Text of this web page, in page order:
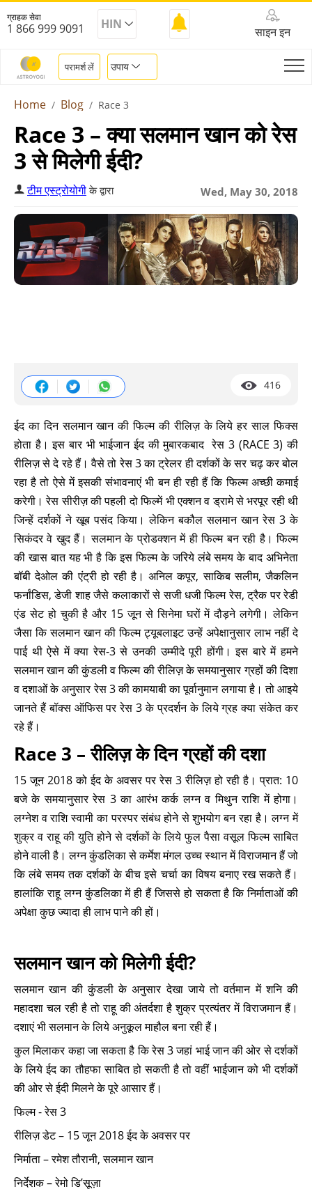
ग्राहक सेवा
1 866 999 9091 HIN
साइन इन
परामर्श लें उपाय
Home Blog Race 3
Race 3 – क्या सलमान खान को रेस
3 से मिलेगी ईदी?
Wed, May 30, 2018
टीम एस्ट्रोयोगीके द्वारा
416
ईद का दिन सलमान खान की फिल्म की रीलिज़ के लिये हर साल फिक्स
होता है। इस बार भी भाईजान ईद की मुबारकबाद रेस 3 (RACE 3) की
रीलिज़ से दे रहे हैं। वैसे तो रेस 3 का ट्रेलर ही दर्शकों के सर चढ़ कर बोल
रहा है तो ऐसे में इसकी संभावनाएं भी बन ही रही हैं कि फिल्म अच्छी कमाई
करेगी। रेस सीरीज़ की पहली दो फिल्में भी एक्शन व ड्रामे से भरपूर रही थी
जिन्हें दर्शकों ने खूब पसंद किया। लेकिन बकौल सलमान खान रेस 3 के
सिकंदर वे खुद हैं। सलमान के प्रोडक्शन में ही फिल्म बन रही है। फिल्म
की खास बात यह भी है कि इस फिल्म के जरिये लंबे समय के बाद अभिनेता
बॉबी देओल की एंट्री हो रही है। अनिल कपूर, साकिब सलीम, जैकलिन
फर्नांडिस, डेजी शाह जैसे कलाकारों से सजी धजी फिल्म रेस, ट्रैक पर रेडी
एंड सेट हो चुकी है और 15 जून से सिनेमा घरों में दौड़ने लगेगी। लेकिन
जैसा कि सलमान खान की फिल्म ट्यूबलाइट उन्हें अपेक्षानुसार लाभ नहीं दे
पाई थी ऐसे में क्या रेस-3 से उनकी उम्मीदे पूरी होंगी। इस बारे में हमने
सलमान खान की कुंडली व फिल्म की रीलिज़ के समयानुसार ग्रहों की दिशा
व दशाओं के अनुसार रेस 3 की कामयाबी का पूर्वानुमान लगाया है। तो आइये
जानते हैं बॉक्स ऑफिस पर रेस 3 के प्रदर्शन के लिये ग्रह क्या संकेत कर
रहे हैं।
Race 3 – रीलिज़ के दिन ग्रहों की दशा
15 जून 2018 को ईद के अवसर पर रेस 3 रीलिज़ हो रही है। प्रात: 10
बजे के समयानुसार रेस 3 का आरंभ कर्क लग्न व मिथुन राशि में होगा।
लग्नेश व राशि स्वामी का परस्पर संबंध होने से शुभयोग बन रहा है। लग्न में
शुक्र व राहू की युति होने से दर्शकों के लिये फुल पैसा वसूल फिल्म साबित
होने वाली है। लग्न कुंडलिका से कर्मेश मंगल उच्च स्थान में विराजमान हैं जो
कि लंबे समय तक दर्शकों के बीच इसे चर्चा का विषय बनाए रख सकते हैं।
हालांकि राहू लग्न कुंडलिका में ही हैं जिससे हो सकता है कि निर्माताओं की
अपेक्षा कुछ ज्यादा ही लाभ पाने की हों।
सलमान खान को मिलेगी ईदी?
सलमान खान की कुंडली के अनुसार देखा जाये तो वर्तमान में शनि की
महादशा चल रही है तो राहू की अंतर्दशा है शुक्र प्रत्यंतर में विराजमान हैं।
दशाएं भी सलमान के लिये अनुकूल माहौल बना रही हैं।
कुल मिलाकर कहा जा सकता है कि रेस 3 जहां भाई जान की ओर से दर्शकों
के लिये ईद का तौहफा साबित हो सकती है तो वहीं भाईजान को भी दर्शकों
की ओर से ईदी मिलने के पूरे आसार हैं।
फिल्म - रेस 3
रीलिज़ डेट – 15 जून 2018 ईद के अवसर पर
निर्माता – रमेश तौरानी, सलमान खान
निर्देशक – रेमो डि’सूज़ा